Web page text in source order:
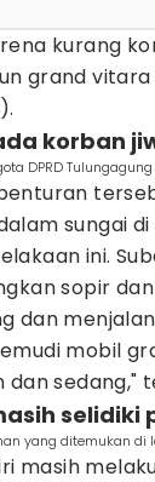
kurang
grand
korban
DPRD
sungai
ini.
sopir
dan
mobil
dan sedang,"
yang ditemukan di
masih